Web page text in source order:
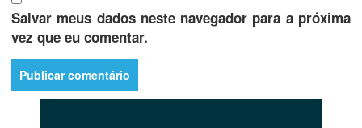
Salvar meus dados neste navegador para a próxima
vez que eu comentar.